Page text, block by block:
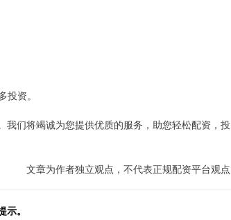
资。
们将竭诚为您提供优质的服务，助您轻松配资，投
文章为作者独立观点，不代表正规配资平台观点
。